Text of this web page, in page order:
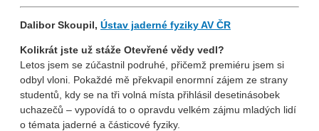
Dalibor Skoupil, Ústav jaderné fyziky AV ČR
Kolikrát jste už stáže Otevřené vědy vedl?
Letos jsem se zúčastnil podruhé, přičemž premiéru jsem si
odbyl vloni. Pokaždé mě překvapil enormní zájem ze strany
studentů, kdy se na tři volná místa přihlásil desetinásobek
uchazečů – vypovídá to o opravdu velkém zájmu mladých lidí
o témata jaderné a částicové fyziky.